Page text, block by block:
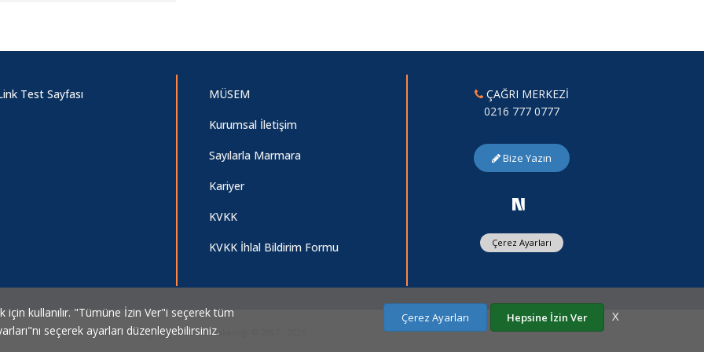
Test Sayfası MÜSEM
Kurumsal İletişim
Sayılarla Marmara
Kariyer
KVKK
KVKK İhlal Bildirim Formu
ÇAĞRI MERKEZİ
0216 777 0777
Bize Yazın
Çerez Ayarları
Marmara Üniversitesi Bilgi İşlem Daire Başkanlığı © 2007 - 2026
kullanılır. "Tümüne İzin Ver"i seçerek tüm
seçerek ayarları düzenleyebilirsiniz.
Çerez Ayarları Hepsine İzin Ver X